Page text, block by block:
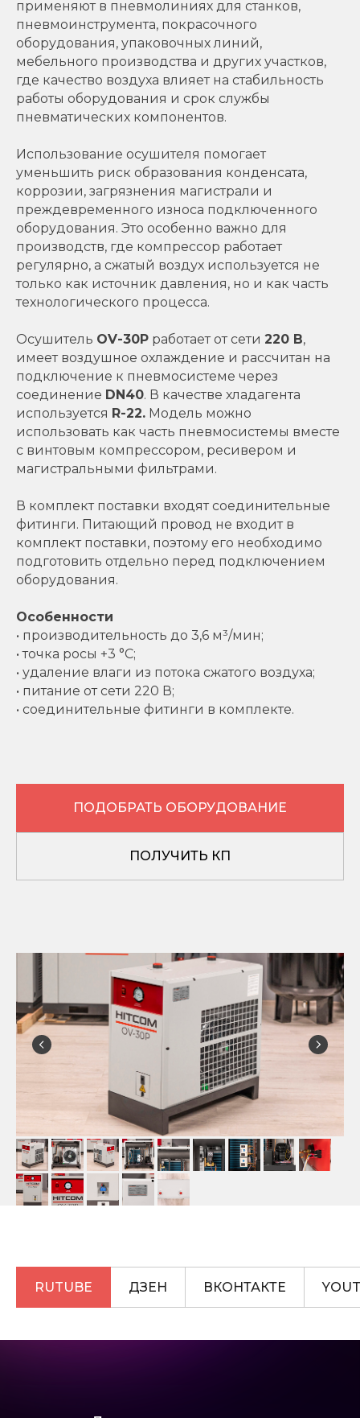
применяют в пневмолиниях для станков,
пневмоинструмента, покрасочного
оборудования, упаковочных линий,
мебельного производства и других участков,
где качество воздуха влияет на стабильность
работы оборудования и срок службы
пневматических компонентов.
Использование осушителя помогает
уменьшить риск образования конденсата,
коррозии, загрязнения магистрали и
преждевременного износа подключенного
оборудования. Это особенно важно для
производств, где компрессор работает
регулярно, а сжатый воздух используется не
только как источник давления, но и как часть
технологического процесса.
Осушитель OV-30P работает от сети 220 В,
имеет воздушное охлаждение и рассчитан на
подключение к пневмосистеме через
соединение DN40. В качестве хладагента
используется R-22. Модель можно
использовать как часть пневмосистемы вместе
с винтовым компрессором, ресивером и
магистральными фильтрами.
В комплект поставки входят соединительные
фитинги. Питающий провод не входит в
комплект поставки, поэтому его необходимо
подготовить отдельно перед подключением
оборудования.
Особенности
• производительность до 3,6 м³/мин;
• точка росы +3 °C;
• удаление влаги из потока сжатого воздуха;
• питание от сети 220 В;
• соединительные фитинги в комплекте.
ПОДОБРАТЬ ОБОРУДОВАНИЕ
ПОЛУЧИТЬ КП
RUTUBE ДЗЕН ВКОНТАКТЕ